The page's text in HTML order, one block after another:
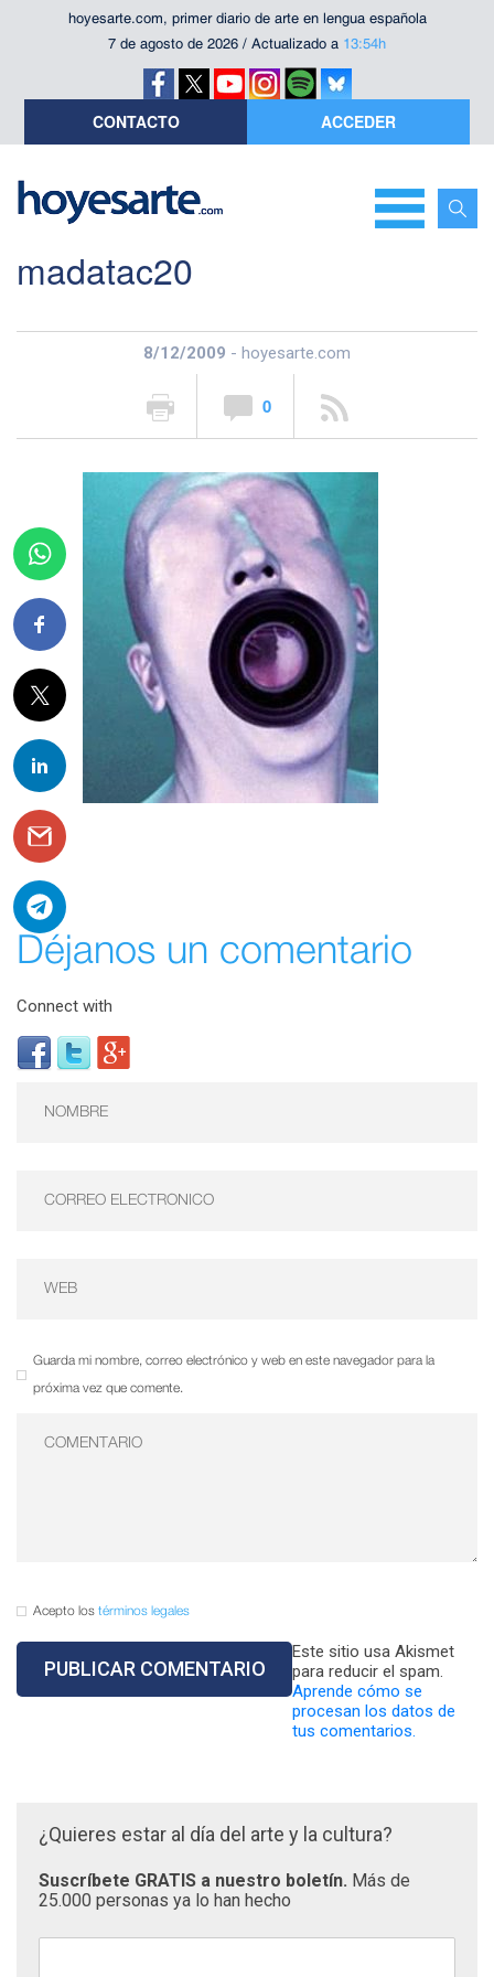
hoyesarte.com, primer diario de arte en lengua española
7 de agosto de 2026 / Actualizado a 13:54h
CONTACTO ACCEDER
madatac20
8/12/2009 - hoyesarte.com
0
Déjanos un comentario
Connect with
Guarda mi nombre, correo electrónico y web en este navegador para la
próxima vez que comente.
Acepto los términos legales
Este sitio usa Akismet
para reducir el spam.
Aprende cómo se
procesan los datos de
tus comentarios.
¿Quieres estar al día del arte y la cultura?
Suscríbete GRATIS a nuestro boletín. Más de
25.000 personas ya lo han hecho